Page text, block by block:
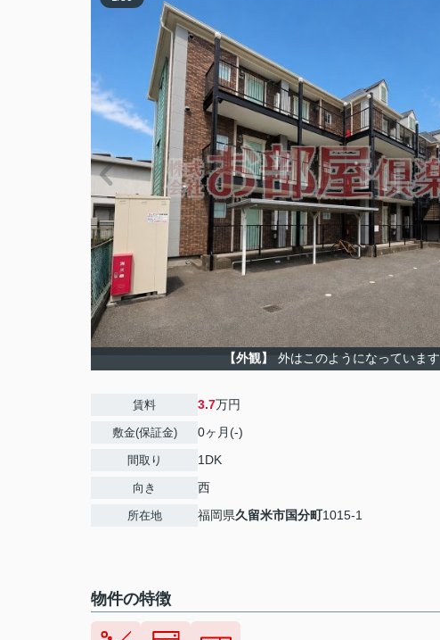
【外観】 外はこのようになっています
賃料 3.7万円
敷金(保証金) 0ヶ月(-)
間取り 1DK
向き 西
所在地 福岡県久留米市国分町1015-1
物件の特徴